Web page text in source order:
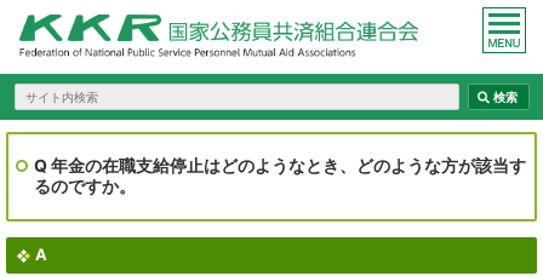
Q 年金の在職支給停止はどのようなとき、どのような方が該当す
るのですか。
A